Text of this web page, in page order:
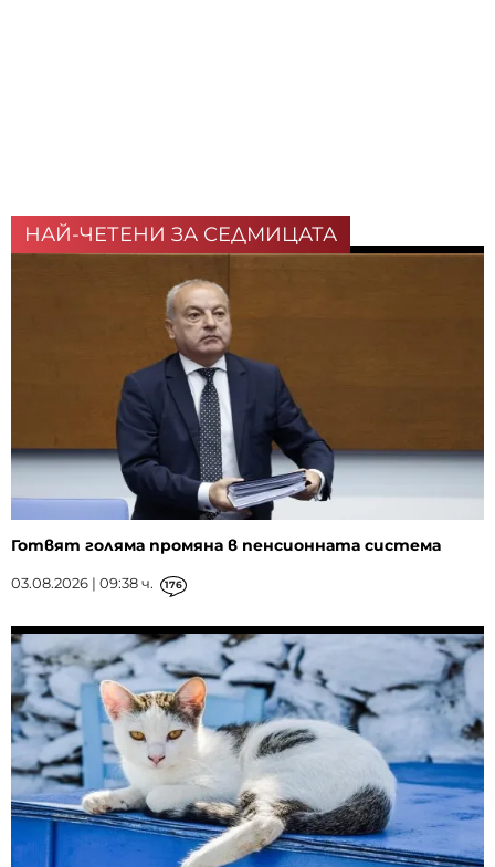
НАЙ-ЧЕТЕНИ ЗА СЕДМИЦАТА
Готвят голяма промяна в пенсионната система
03.08.2026 | 09:38 ч. 176